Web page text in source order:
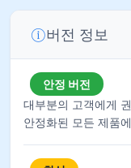
버전 정보
안정 버전
대부분의 고객에게
안정화된 모든 제품